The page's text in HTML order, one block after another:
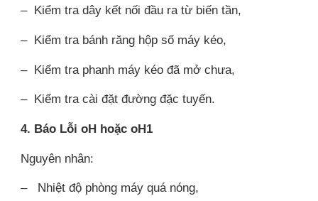
– Kiểm tra dây kết nối đầu ra từ biến tần,
– Kiểm tra bánh răng hộp số máy kéo,
– Kiểm tra phanh máy kéo đã mở chưa,
– Kiểm tra cài đặt đường đặc tuyến.
4. Báo Lỗi oH hoặc oH1
Nguyên nhân:
– Nhiệt độ phòng máy quá nóng,